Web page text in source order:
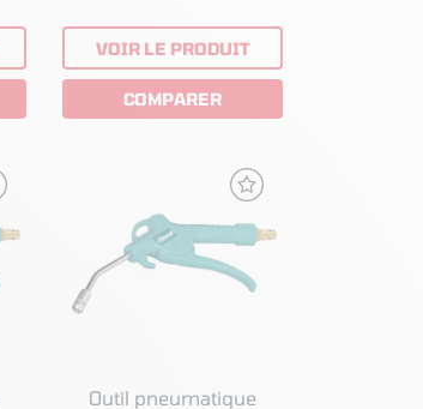
VOIR LE PRODUIT
COMPARER
Outil pneumatique